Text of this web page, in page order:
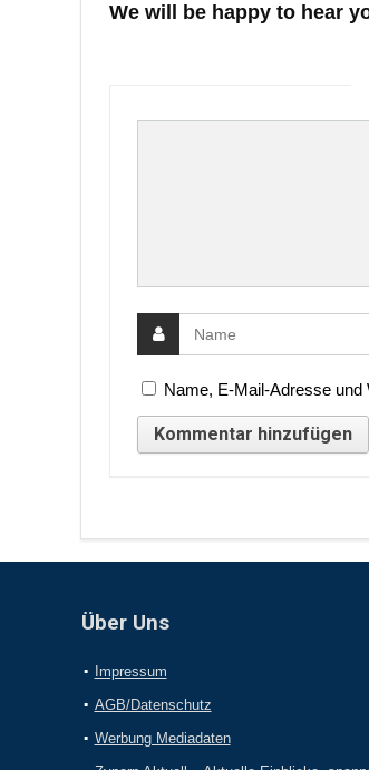
We will be happy to hear
Name, E-Mail-Adresse
Über Uns
Impressum
AGB/Datenschutz
Werbung Mediadaten